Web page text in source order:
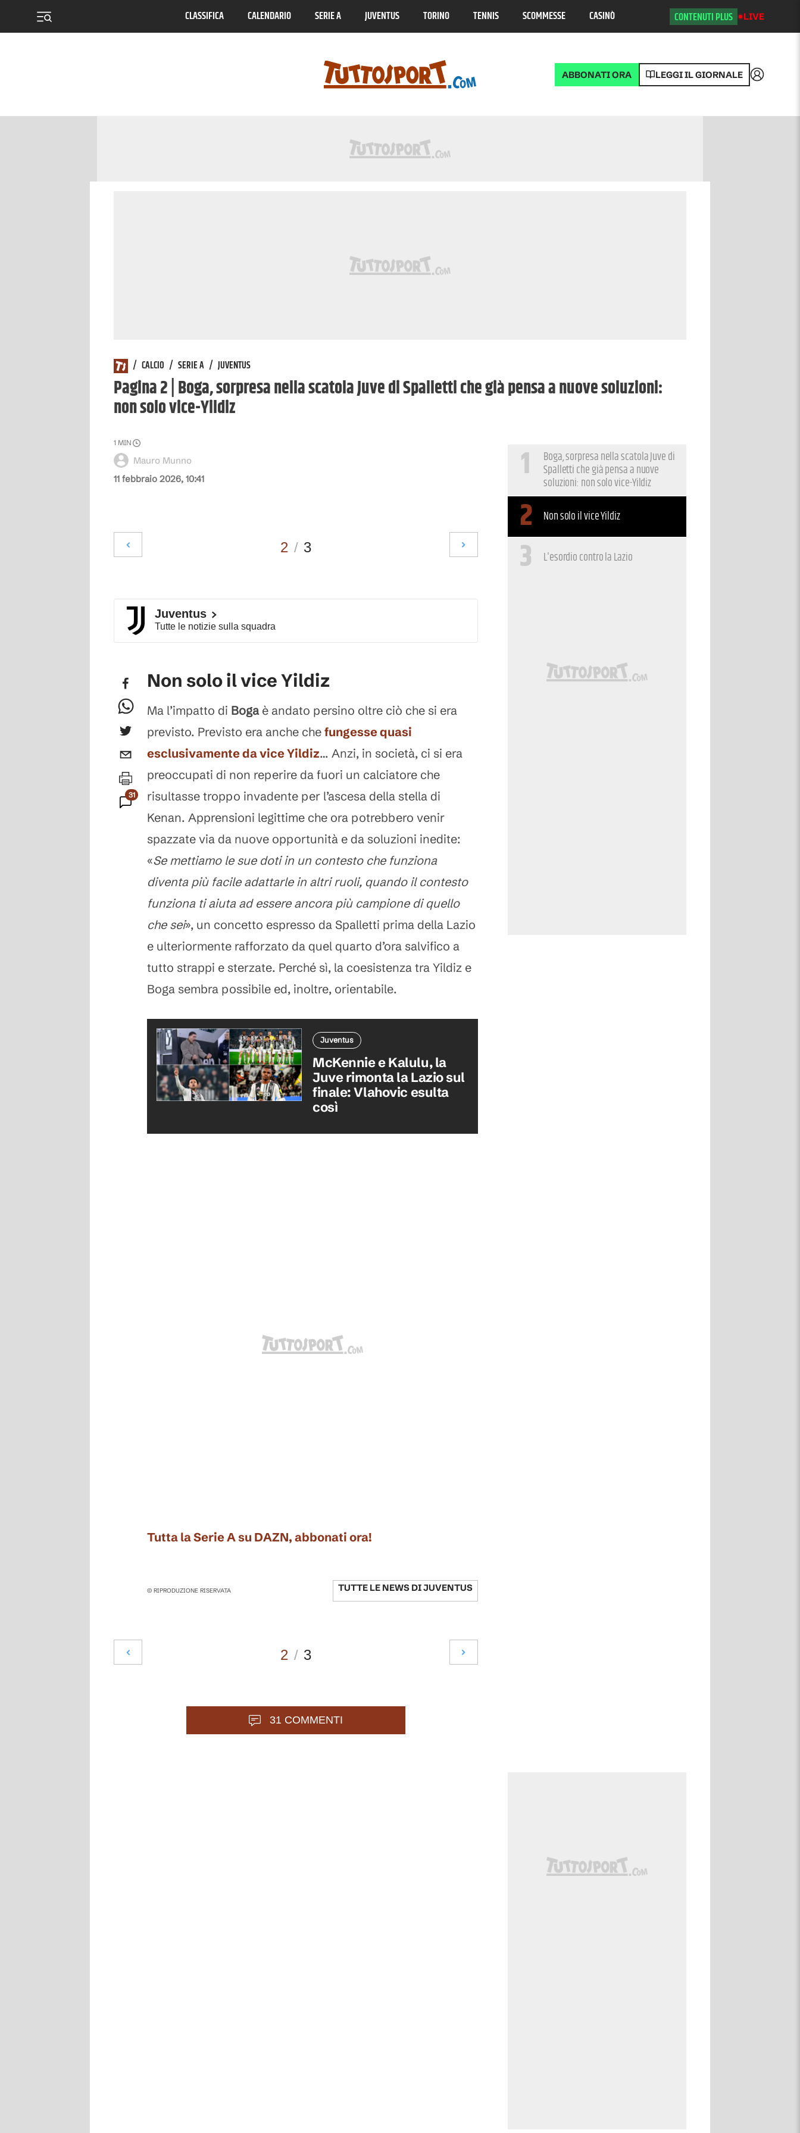
CLASSIFICA CALENDARIO SERIE A JUVENTUS TORINO TENNIS SCOMMESSE CASINÒ CONTENUTI PLUS LIVE
ABBONATI ORA LEGGI IL GIORNALE Accedi
/ CALCIO / SERIE A / JUVENTUS
Pagina 2 | Boga, sorpresa nella scatola Juve di Spalletti che già pensa a nuove soluzioni:
non solo vice-Yildiz
11 febbraio 2026, 10:41
Mauro Munno
1 MIN
2 / 3
Juventus
Tutte le notizie sulla squadra
31
Commenti
Non solo il vice Yildiz
Ma l’impatto di Boga è andato persino oltre ciò che si era
previsto. Previsto era anche che fungesse quasi
esclusivamente da viceYildiz… Anzi, in società, ci si era
preoccupati di non reperire da fuori un calciatore che
risultasse troppo invadente per l’ascesa della stella di
Kenan. Apprensioni legittime che ora potrebbero venir
spazzate via da nuove opportunità e da soluzioni inedite:
«Se mettiamo le sue doti in un contesto che funziona
diventa più facile adattarle in altri ruoli, quando il contesto
funziona ti aiuta ad essere ancora più campione di quello
che sei», un concetto espresso da Spalletti prima della Lazio
e ulteriormente rafforzato da quel quarto d’ora salvifico a
tutto strappi e sterzate. Perché sì, la coesistenza tra Yildiz e
Boga sembra possibile ed, inoltre, orientabile.
Juventus
McKennie e Kalulu, la
Juve rimonta la Lazio sul
finale: Vlahovic esulta
così
Tutta la Serie A su DAZN, abbonati ora!
© RIPRODUZIONE RISERVATA TUTTE LE NEWS DIJUVENTUS
2 / 3
31 COMMENTI
1 Boga, sorpresa nella scatola Juve di
Spalletti che già pensa a nuove
soluzioni: non solo vice-Yildiz
2 Non solo il vice Yildiz
3 L'esordio contro la Lazio